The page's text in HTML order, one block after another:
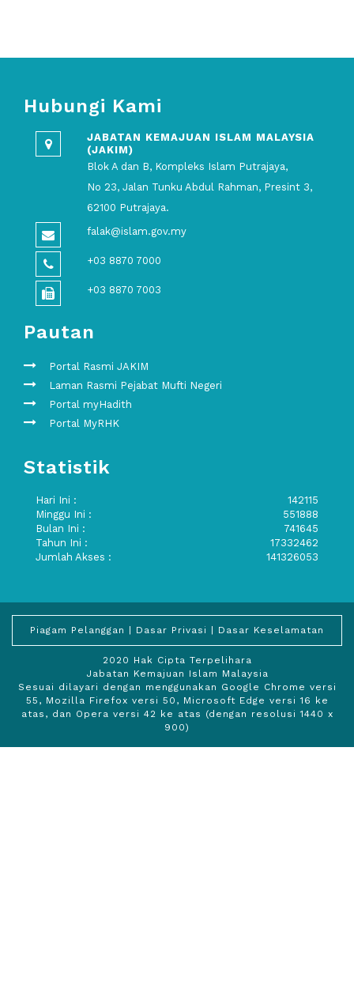
Hubungi Kami
JABATAN KEMAJUAN ISLAM MALAYSIA
(JAKIM)
Blok A dan B, Kompleks Islam Putrajaya,
No 23, Jalan Tunku Abdul Rahman, Presint 3,
62100 Putrajaya.
falak@islam.gov.my
+03 8870 7000
+03 8870 7003
Pautan
Portal Rasmi JAKIM
Laman Rasmi Pejabat Mufti Negeri
Portal myHadith
Portal MyRHK
Statistik
Hari Ini :
142115
Minggu Ini :
551888
Bulan Ini :
741645
Tahun Ini :
17332462
Jumlah Akses :
141326053
Piagam Pelanggan | Dasar Privasi | Dasar Keselamatan
2020 Hak Cipta Terpelihara
Jabatan Kemajuan Islam Malaysia
Sesuai dilayari dengan menggunakan Google Chrome versi
55, Mozilla Firefox versi 50, Microsoft Edge versi 16 ke
atas, dan Opera versi 42 ke atas (dengan resolusi 1440 x
900)